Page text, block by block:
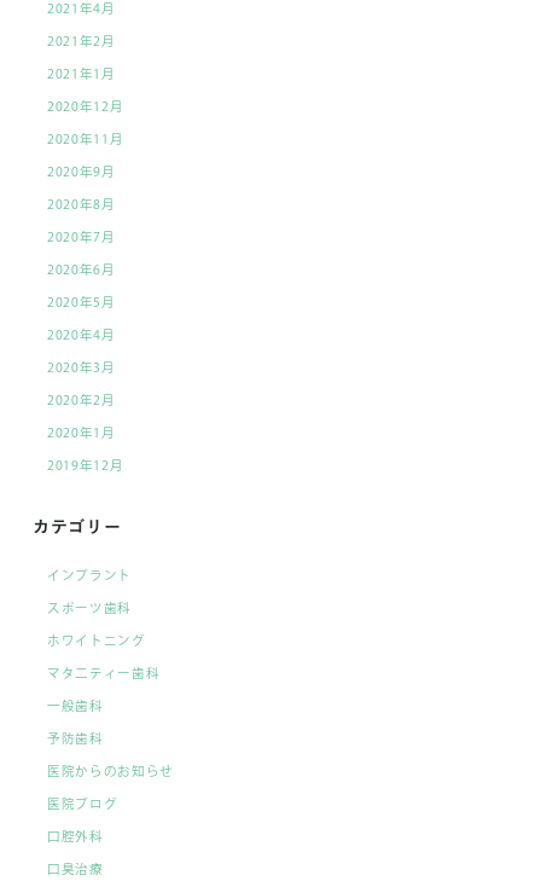
2021年4月
2021年2月
2021年1月
2020年12月
2020年11月
2020年9月
2020年8月
2020年7月
2020年6月
2020年5月
2020年4月
2020年3月
2020年2月
2020年1月
2019年12月
カテゴリー
インプラント
スポーツ歯科
ホワイトニング
マタ二ティー歯科
一般歯科
予防歯科
医院からのお知らせ
医院ブログ
口腔外科
口臭治療